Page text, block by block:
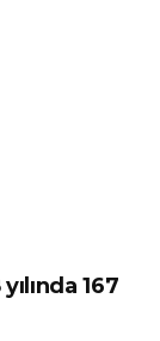
167